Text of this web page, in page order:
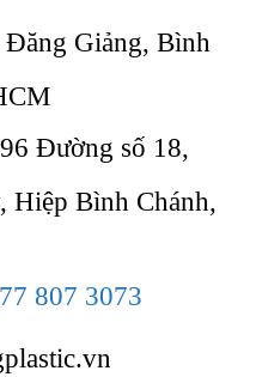
Giảng, Bình
Đường số 18,
Hiệp Bình Chánh,
807 3073